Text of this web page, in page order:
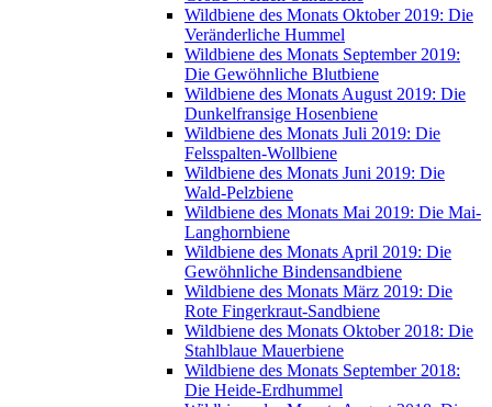
Wildbiene des Monats Oktober 2019: Die
Veränderliche Hummel
Wildbiene des Monats September 2019:
Die Gewöhnliche Blutbiene
Wildbiene des Monats August 2019: Die
Dunkelfransige Hosenbiene
Wildbiene des Monats Juli 2019: Die
Felsspalten-Wollbiene
Wildbiene des Monats Juni 2019: Die
Wald-Pelzbiene
Wildbiene des Monats Mai 2019: Die Mai-
Langhornbiene
Wildbiene des Monats April 2019: Die
Gewöhnliche Bindensandbiene
Wildbiene des Monats März 2019: Die
Rote Fingerkraut-Sandbiene
Wildbiene des Monats Oktober 2018: Die
Stahlblaue Mauerbiene
Wildbiene des Monats September 2018:
Die Heide-Erdhummel